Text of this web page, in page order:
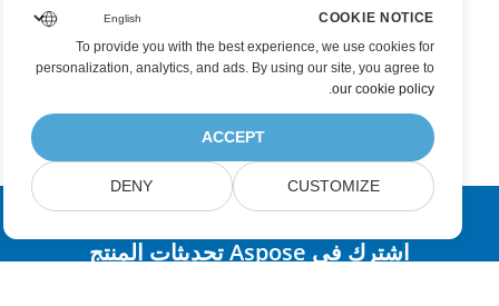
اشترك في Aspose تحديثات المنتج
COOKIE NOTICE
To provide you with the best experience, we use cookies for
personalization, analytics, and ads. By using our site, you agree to
our cookie policy
.
ACCEPT
CUSTOMIZE
DENY